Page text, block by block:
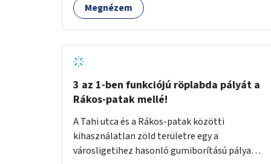
Megnézem
3 az 1-ben funkciójú röplabda pályát a
Rákos-patak mellé!
A Tahi utca és a Rákos-patak közötti
kihasználatlan zöld területre egy a
városligetihez hasonló gumiborítású pálya